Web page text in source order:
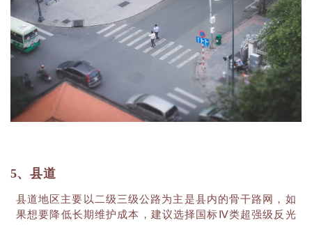
5、县道
县道地区主要以二级三级公路为主是县内的骨干路网，如
果想要降低长期维护成本，建议选择国标 Ⅳ类超强级反光